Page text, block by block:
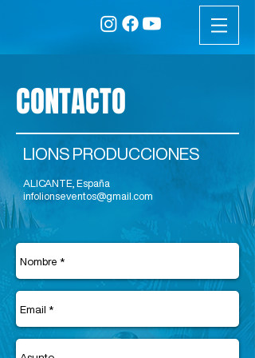
CONTACTO
LIONS PRODUCCIONES
ALICANTE, España
infolionseventos@gmail.com